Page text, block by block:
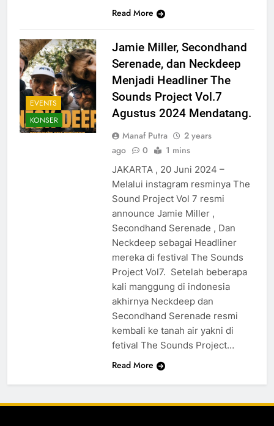
Read More
EVENTS
KONSER
Jamie Miller, Secondhand
Serenade, dan Neckdeep
Menjadi Headliner The
Sounds Project Vol.7
Agustus 2024 Mendatang.
Manaf Putra
2 years
ago
0 1 mins
JAKARTA , 20 Juni 2024 –
Melalui instagram resminya The
Sound Project Vol 7 resmi
announce Jamie Miller ,
Secondhand Serenade , Dan
Neckdeep sebagai Headliner
mereka di festival The Sounds
Project Vol7. Setelah beberapa
kali manggung di indonesia
akhirnya Neckdeep dan
Secondhand Serenade resmi
kembali ke tanah air yakni di
fetival The Sounds Project…
Read More